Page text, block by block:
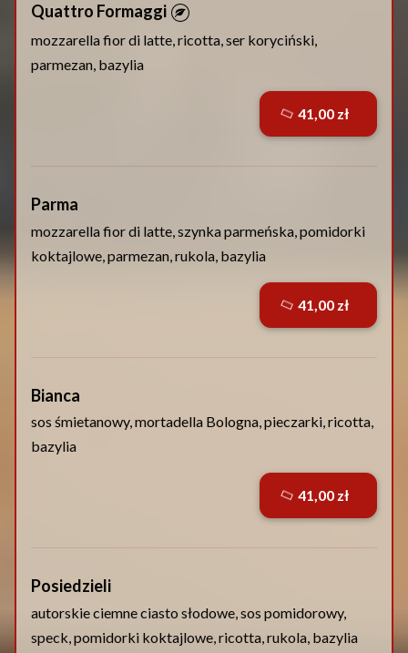
Quattro Formaggi
mozzarella fior di latte, ricotta, ser koryciński,
parmezan, bazylia
Parma
mozzarella fior di latte, szynka parmeńska, pomidorki
koktajlowe, parmezan, rukola, bazylia
Bianca
sos śmietanowy, mortadella Bologna, pieczarki, ricotta,
bazylia
Posiedzieli
autorskie ciemne ciasto słodowe,sos pomidorowy,
speck, pomidorki koktajlowe, ricotta, rukola, bazylia